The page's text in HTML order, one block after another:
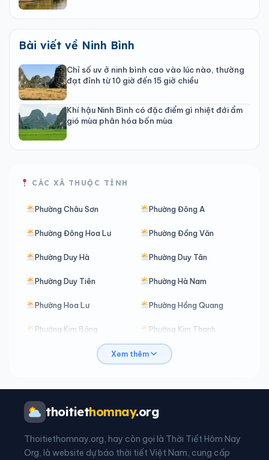
Bài viết về Ninh Bình
Chỉ số uv ở ninh bình cao vào lúc nào, thường
đạt đỉnh từ 10 giờ đến 15 giờ chiều
Khí hậu Ninh Bình có đặc điểm gì nhiệt đới ẩm
gió mùa phân hóa bốn mùa
CÁC XÃ THUỘC TỈNH
Phường Châu Sơn Phường Đông A
Phường Đông Hoa Lư Phường Đồng Văn
Phường Duy Hà Phường Duy Tân
Phường Duy Tiên Phường Hà Nam
Phường Hoa Lư Phường Hồng Quang
Phường Kim Bảng Phường Kim Thanh
Phường Liêm Tuyền
Phường Nam Định
Phường Nguyễn Uý
Phường Phù Vân Phường Tam Chúc
Xem thêm
thoitiethomnay.org
Thoitiethomnay.org, hay còn gọi là Thời Tiết Hôm Nay
Org, là website dự báo thời tiết Việt Nam, cung cấp